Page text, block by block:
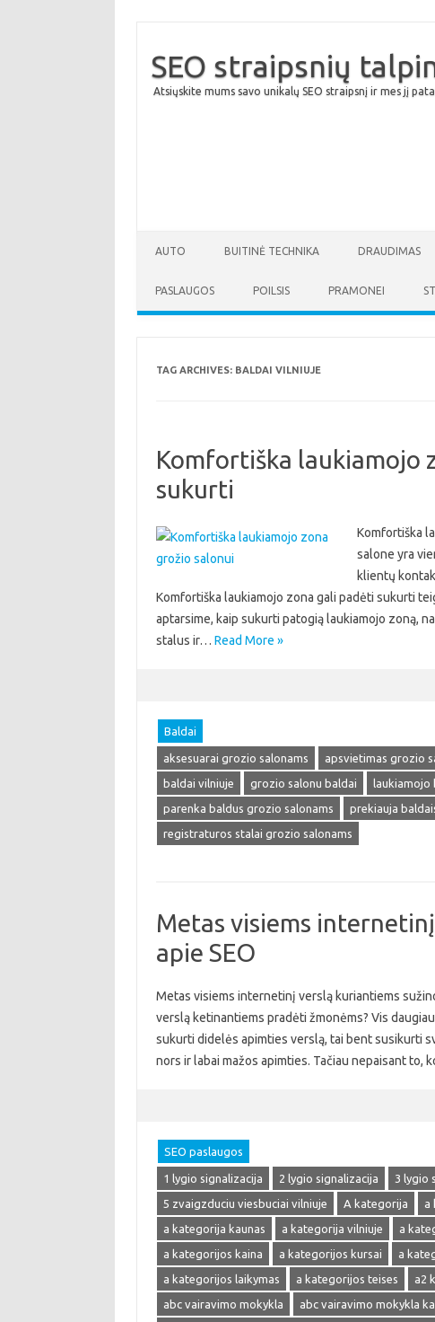
SEO straipsnių
Atsiųskite mums savo unikalų SEO straipsnį ir mes jį
AUTO BUITINĖ TECHNIKA DRAUDIMAS
PASLAUGOS POILSIS PRAMONEI
TAG ARCHIVES: BALDAI VILNIUJE
Komfortiška laukiamojo
sukurti
Komfortiška
salone yra
klientų
Komfortiška laukiamojo zona gali padėti sukurti
aptarsime, kaip sukurti patogią laukiamojo zoną,
stalus ir… Read More »
Baldai
aksesuarai grozio salonams apsvietimas grozio
baldai vilniuje
grozio salonu baldai laukiamojo
parenka baldus grozio salonams
prekiauja
registraturos stalai grozio salonams
Metas visiems
apie SEO
Metas visiems internetinį verslą kuriantiems
verslą ketinantiems pradėti žmonėms? Vis
sukurti didelės apimties verslą, tai bent susikurti
nors ir labai mažos apimties. Tačiau nepaisant to,
SEO paslaugos
1 lygio signalizacija 2 lygio signalizacija 3 lygio
5 zvaigzduciu viesbuciai vilniuje
A kategorija a
a kategorija kaunas
a kategorija vilniuje a
a kategorijos kaina
a kategorijos kursai a
a kategorijos laikymas
a kategorijos teises a2
abc vairavimo mokykla
abc vairavimo mokykla